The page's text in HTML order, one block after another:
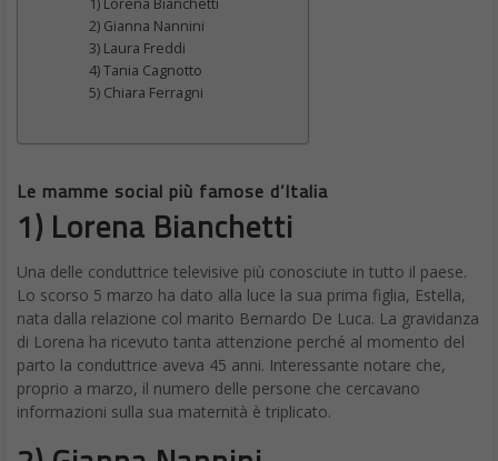
L’amore di Laura, Ginevra, è nata il 5 gennaio. Il parto non è
convertisse in pura felicità, piacere e godimento. Anche la Freddi
4) Tania Cagnotto